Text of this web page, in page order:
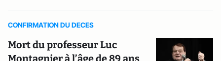
CONFIRMATION DU DECES
Mort du professeur Luc
Montagnier à l’âge de 89 ans